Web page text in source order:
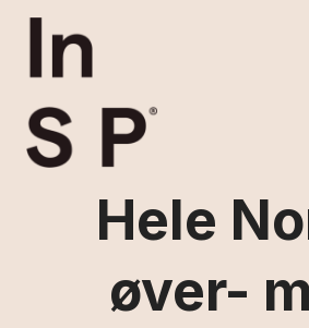
Skip
content
Hele
øver-